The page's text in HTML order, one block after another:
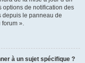
options de notification des
depuis le panneau de
forum ».
à un sujet spécifique ?